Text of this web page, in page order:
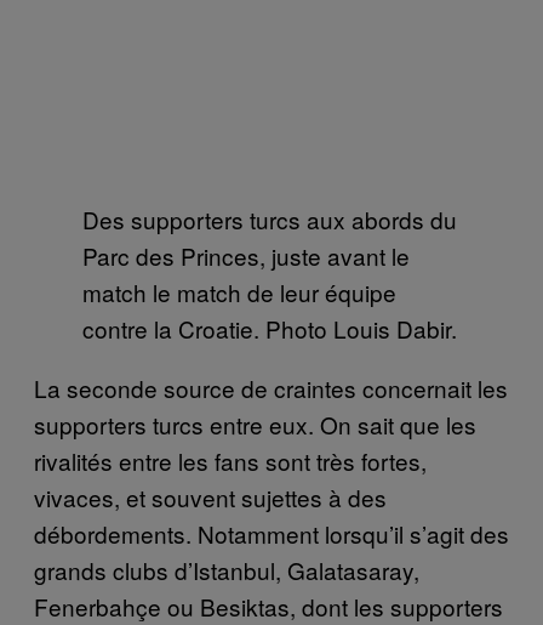
Des supporters turcs aux abords du
Parc des Princes, juste avant le
match le match de leur équipe
contre la Croatie. Photo Louis Dabir.
La seconde source de craintes concernait les
supporters turcs entre eux. On sait que les
rivalités entre les fans sont très fortes,
vivaces, et souvent sujettes à des
débordements. Notamment lorsqu’il s’agit des
grands clubs d’Istanbul, Galatasaray,
Fenerbahçe ou Besiktas, dont les supporters